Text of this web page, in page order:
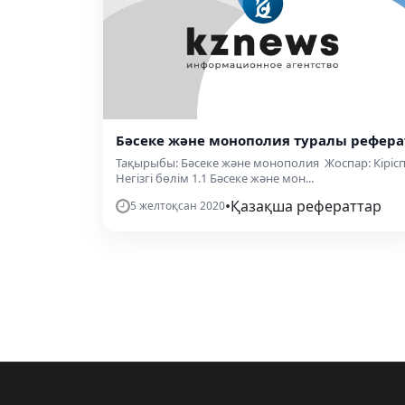
Бәсеке және монополия туралы
Тақырыбы: Бәсеке және монополия Жоспар:
Негізгі бөлім 1.1 Бәсеке және мон...
5 желтоқсан 2020•Қазақша рефераттар